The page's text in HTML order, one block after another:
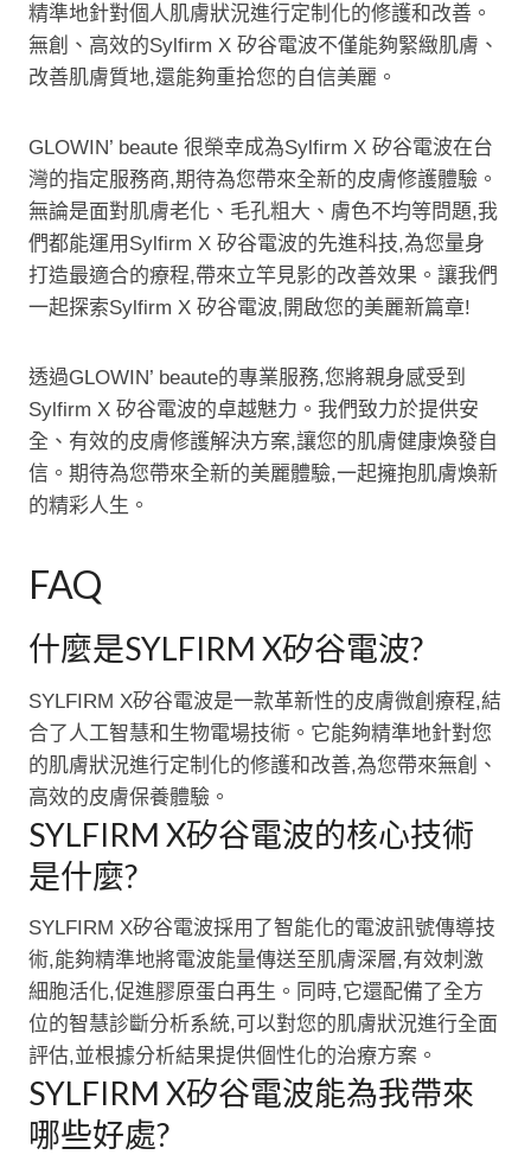
精準地針對個人肌膚狀況進行定制化的修護和改善。
無創、高效的Sylfirm X 矽谷電波不僅能夠緊緻肌膚、
改善肌膚質地,還能夠重拾您的自信美麗。
GLOWIN’ beaute 很榮幸成為Sylfirm X 矽谷電波在台
灣的指定服務商,期待為您帶來全新的皮膚修護體驗。
無論是面對肌膚老化、毛孔粗大、膚色不均等問題,我
們都能運用Sylfirm X 矽谷電波的先進科技,為您量身
打造最適合的療程,帶來立竿見影的改善效果。讓我們
一起探索Sylfirm X 矽谷電波,開啟您的美麗新篇章!
透過GLOWIN’ beaute的專業服務,您將親身感受到
Sylfirm X 矽谷電波的卓越魅力。我們致力於提供安
全、有效的皮膚修護解決方案,讓您的肌膚健康煥發自
信。期待為您帶來全新的美麗體驗,一起擁抱肌膚煥新
的精彩人生。
FAQ
什麼是SYLFIRM X矽谷電波?
SYLFIRM X矽谷電波是一款革新性的皮膚微創療程,結
合了人工智慧和生物電場技術。它能夠精準地針對您
的肌膚狀況進行定制化的修護和改善,為您帶來無創、
高效的皮膚保養體驗。
SYLFIRM X矽谷電波的核心技術
是什麼?
SYLFIRM X矽谷電波採用了智能化的電波訊號傳導技
術,能夠精準地將電波能量傳送至肌膚深層,有效刺激
細胞活化,促進膠原蛋白再生。同時,它還配備了全方
位的智慧診斷分析系統,可以對您的肌膚狀況進行全面
評估,並根據分析結果提供個性化的治療方案。
SYLFIRM X矽谷電波能為我帶來
哪些好處?